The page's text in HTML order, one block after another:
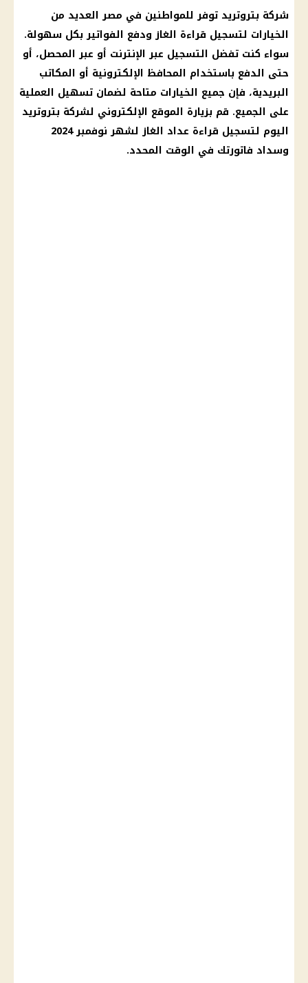
شركة بتروتريد توفر للمواطنين في مصر العديد من
الخيارات لتسجيل قراءة الغاز ودفع الفواتير بكل سهولة.
سواء كنت تفضل التسجيل عبر الإنترنت أو عبر المحصل، أو
حتى الدفع باستخدام المحافظ الإلكترونية أو المكاتب
البريدية، فإن جميع الخيارات متاحة لضمان تسهيل العملية
على الجميع. قم بزيارة الموقع الإلكتروني لشركة بتروتريد
اليوم لتسجيل قراءة عداد الغاز لشهر نوفمبر 2024
وسداد فاتورتك في الوقت المحدد.